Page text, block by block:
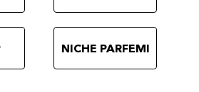
NICHE PARFEMI